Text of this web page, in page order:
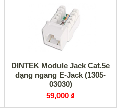
DINTEK Module Jack Cat.5e
dạng ngang E-Jack (1305-
03030)
59,000 ₫